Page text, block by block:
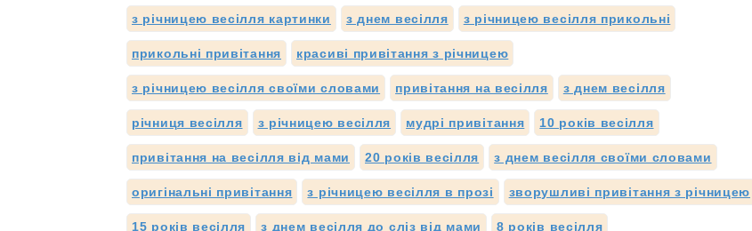
з річницею весілля картинки з днем весілля з річницею весілля прикольні
прикольні привітання красиві привітання з річницею
з річницею весілля своїми словами привітання на весілля з днем весілля
річниця весілля з річницею весілля мудрі привітання 10 років весілля
привітання на весілля від мами 20 років весілля з днем весілля своїми словами
оригінальні привітання з річницею весілля в прозі зворушливі привітання з річницею
15 років весілля з днем весілля до сліз від мами 8 років весілля